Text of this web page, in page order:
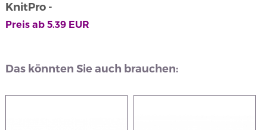
KnitPro -
Maschenhalter
Preis ab 5.39EUR
Das könnten Sie auch brauchen: